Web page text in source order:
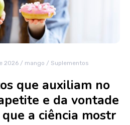
2026 / mango / Suplementos
que auxiliam no
e da vontade
a ciência mostr